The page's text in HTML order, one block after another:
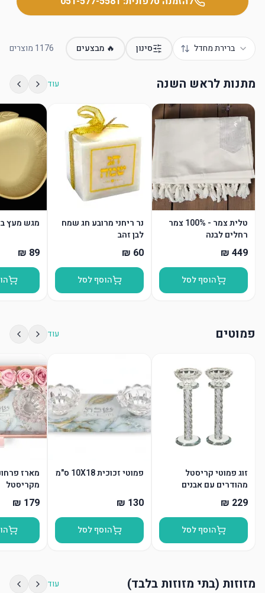
ברירת מחדל סינון 🔥 מבצעים 1176 מוצרים
מתנות לראש השנה עוד
טלית צמר - 100% צמר
רחלים לבנה
הוסף לסל
נר ריחני מרובע חג שמח
לבן זהב
הוסף לסל
מגש מעץ
פמוטים עוד
זוג פמוטי קריסטל
מהודרים עם אבנים
הוסף לסל
פמוטי זכוכית 10X18 ס"מ
הוסף לסל
מארז
מקריסטל
מזוזות (בתי מזוזות בלבד) עוד